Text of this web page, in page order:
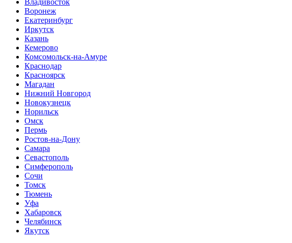
Владивосток
Воронеж
Екатеринбург
Иркутск
Казань
Кемерово
Комсомольск-на-Амуре
Краснодар
Красноярск
Магадан
Нижний Новгород
Новокузнецк
Норильск
Омск
Пермь
Ростов-на-Дону
Самара
Севастополь
Симферополь
Сочи
Томск
Тюмень
Уфа
Хабаровск
Челябинск
Якутск